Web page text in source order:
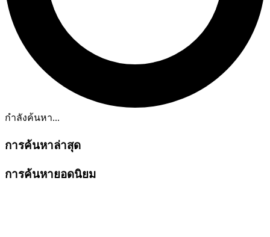
กำลังค้นหา...
การค้นหาล่าสุด
การค้นหายอดนิยม